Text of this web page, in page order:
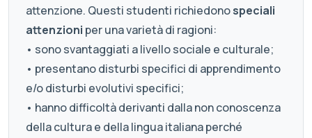
attenzione. Questi studenti richiedonospeciali
attenzioni per una varietà di ragioni:
• sono svantaggiati a livello sociale e culturale;
• presentano disturbi specifici di apprendimento
e/o disturbi evolutivi specifici;
• hanno difficoltà derivanti dalla non conoscenza
della cultura e della lingua italiana perché